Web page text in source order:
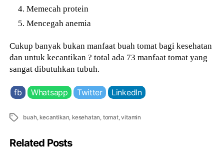
Memecah protein
Mencegah anemia
Cukup banyak bukan manfaat buah tomat bagi kesehatan
dan untuk kecantikan ? total ada 73 manfaat tomat yang
sangat dibutuhkan tubuh.
fb Whatsapp Twitter LinkedIn
Tags buah, kecantikan, kesehatan, tomat,vitamin
Related Posts